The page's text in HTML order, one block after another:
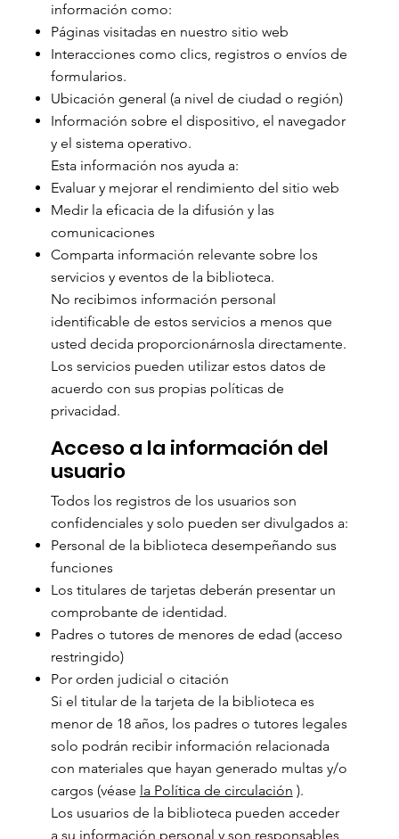
información como:
Páginas visitadas en nuestro sitio web
Interacciones como clics, registros o envíos de
formularios.
Ubicación general (a nivel de ciudad o región)
Información sobre el dispositivo, el navegador
y el sistema operativo.
Esta información nos ayuda a:
Evaluar y mejorar el rendimiento del sitio web
Medir la eficacia de la difusión y las
comunicaciones
Comparta información relevante sobre los
servicios y eventos de la biblioteca.
No recibimos información personal
identificable de estos servicios a menos que
usted decida proporcionárnosla directamente.
Los servicios pueden utilizar estos datos de
acuerdo con sus propias políticas de
privacidad.
Acceso a la información del
usuario
Todos los registros de los usuarios son
confidenciales y solo pueden ser divulgados a:
Personal de la biblioteca desempeñando sus
funciones
Los titulares de tarjetas deberán presentar un
comprobante de identidad.
Padres o tutores de menores de edad (acceso
restringido)
Por orden judicial o citación
Si el titular de la tarjeta de la biblioteca es
menor de 18 años, los padres o tutores legales
solo podrán recibir información relacionada
con materiales que hayan generado multas y/o
cargos (véase la Política de circulación ).
Los usuarios de la biblioteca pueden acceder
a su información personal y son responsables